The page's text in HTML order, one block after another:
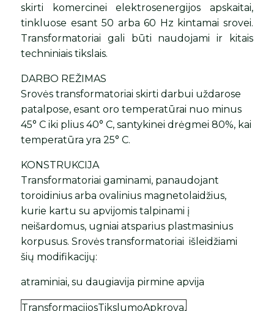
skirti komercinei elektrosenergijos apskaitai,
tinkluose esant 50 arba 60 Hz kintamai srovei.
Transformatoriai gali būti naudojami ir kitais
techniniais tikslais.
DARBO REŽIMAS
Srovės transformatoriai skirti darbui uždarose
patalpose, esant oro temperatūrai nuo minus
45° C iki plius 40° C, santykinei drėgmei 80%, kai
temperatūra yra 25° C.
KONSTRUKCIJA
Transformatoriai gaminami, panaudojant
toroidinius arba ovalinius magnetolaidžius,
kurie kartu su apvijomis talpinami į
neišardomus, ugniai atsparius plastmasinius
korpusus. Srovės transformatoriai išleidžiami
šių modifikacijų:
atraminiai, su daugiavija pirmine apvija
TransformacijosTikslumoApkrova,